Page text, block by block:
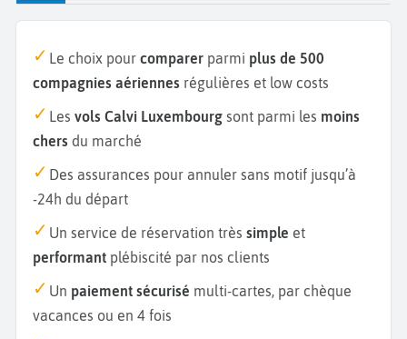
Le choix pour comparer parmi plus de 500
compagnies aériennes régulières et low costs
Les vols Calvi Luxembourg sont parmi les moins
chers du marché
Des assurances pour annuler sans motif jusqu’à
-24h du départ
Un service de réservation très simple et
performant plébiscité par nos clients
Un paiement sécurisé multi-cartes, par chèque
vacances ou en 4 fois